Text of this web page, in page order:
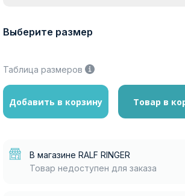
Выберите размер
Таблица размеров
Добавить в корзину Товар в
В магазине RALF RINGER
Товар недоступен для заказа